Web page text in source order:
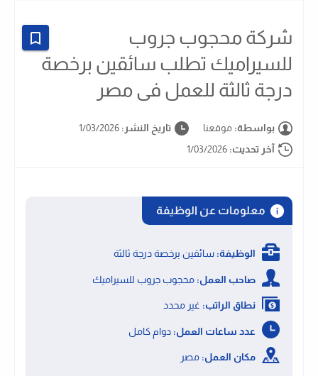
شركة محجوب جروب
للسيراميك تطلب سائقين برخصة
درجة ثالثة للعمل فى مصر
بواسطة: موقعنا تاريخ النشر: 1/03/2026
آخر تحديث: 1/03/2026
معلومات عن الوظيفة
الوظيفة: سائقين برخصة درجة ثالثة
صاحب العمل: محجوب جروب للسيراميك
نطاق الراتب: غير محدد
عدد ساعات العمل: دوام كامل
مكان العمل: مصر